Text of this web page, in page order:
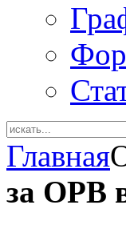
Главная
за ОРВ